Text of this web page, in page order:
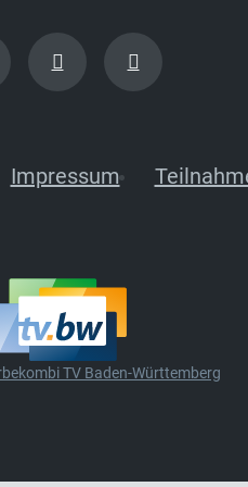
Impressum
TV Baden-Württemberg